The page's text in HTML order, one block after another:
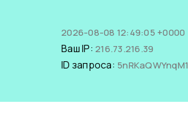
2026-08-08 12:49:05 +0000
Ваш IP: 216.73.216.39
ID запроса: 5nRKaQWYnqM1